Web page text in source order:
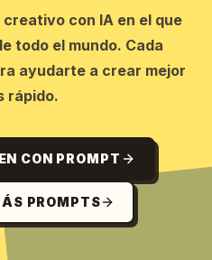
con IA en el que
todo el mundo. Cada
ayudarte a crear mejor
rápido.
CON PROMPT
PROMPTS